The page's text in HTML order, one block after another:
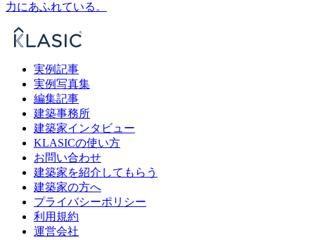
力にあふれている。
実例記事
実例写真集
編集記事
建築事務所
建築家インタビュー
KLASICの使い方
お問い合わせ
建築家を紹介してもらう
建築家の方へ
プライバシーポリシー
利用規約
運営会社